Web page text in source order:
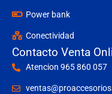
Power bank
Conectividad
Contacto Venta
Atencion 965 860 057